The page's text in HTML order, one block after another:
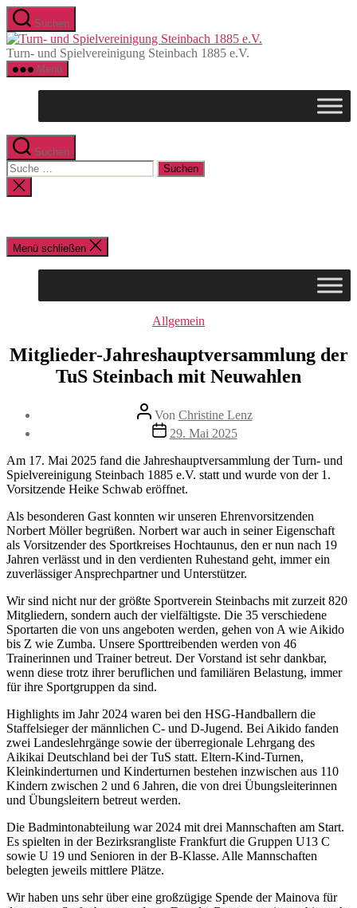
Direkt
zum
Inhalt
wechseln
Suchen
Turn- und Spielvereinigung Steinbach 1885 e.V.
Menü
Suchen
Suche
nach:
Suche
schließen
Menü schließen
Kategorien
Allgemein
Mitglieder-Jahreshauptversammlung der
TuS Steinbach mit Neuwahlen
Beitragsautor
Von Christine Lenz
Beitragsdatum
29. Mai 2025
Am 17. Mai 2025 fand die Jahreshauptversammlung der Turn- und
Spielvereinigung Steinbach 1885 e.V. statt und wurde von der 1.
Vorsitzende Heike Schwab eröffnet.
Als besonderen Gast konnten wir unseren Ehrenvorsitzenden
Norbert Möller begrüßen. Norbert war auch in seiner Eigenschaft
als Vorsitzender des Sportkreises Hochtaunus, den er nun nach 19
Jahren verlässt und in den verdienten Ruhestand geht, immer ein
zuverlässiger Ansprechpartner und Unterstützer.
Wir sind nicht nur der größte Sportverein Steinbachs mit zurzeit 820
Mitgliedern, sondern auch der vielfältigste. Die 35 verschiedene
Sportarten die von uns angeboten werden, gehen von A wie Aikido
bis Z wie Zumba. Unsere Sporttreibenden werden von 46
Trainerinnen und Trainer betreut. Der Vorstand ist sehr dankbar,
wenn diese trotz ihrer beruflichen und familiären Belastung, immer
für ihre Sportgruppen da sind.
Highlights im Jahr 2024 waren bei den HSG-Handballern die
Staffelsieger der männlichen C- und D-Jugend. Bei Aikido fanden
zwei Landeslehrgänge sowie der überregionale Lehrgang des
Aikikai Deutschland bei der TuS statt. Eltern-Kind-Turnen,
Kleinkinderturnen und Kinderturnen bestehen inzwischen aus 110
Kindern zwischen 2 und 6 Jahren, die von drei Übungsleiterinnen
und Übungsleitern betreut werden.
Die Badmintonabteilung war 2024 mit drei Mannschaften am Start.
Es spielten in der Bezirksrangliste Frankfurt die Gruppen U13 C
sowie U 19 und Senioren in der B-Klasse. Alle Mannschaften
belegten jeweils mittlere Plätze.
Wir haben uns sehr über eine großzügige Spende der Mainova für